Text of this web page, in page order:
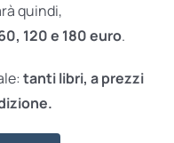
quindi,
120 e 180 euro.
tanti libri, a prezzi